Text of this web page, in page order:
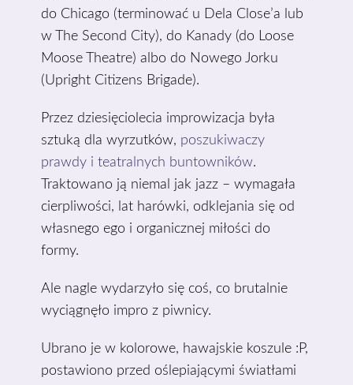
do Chicago (terminować u Dela Close’a lub
w The Second City), do Kanady (do Loose
Moose Theatre) albo do Nowego Jorku
(Upright Citizens Brigade).
Przez dziesięciolecia improwizacja była
sztuką dla wyrzutków, poszukiwaczy
prawdy i teatralnych buntowników.
Traktowano ją niemal jak jazz – wymagała
cierpliwości, lat harówki, odklejania się od
własnego ego i organicznej miłości do
formy.
Ale nagle wydarzyło się coś, co brutalnie
wyciągnęło impro z piwnicy.
Ubrano je w kolorowe, hawajskie koszule :P,
postawiono przed oślepiającymi światłami